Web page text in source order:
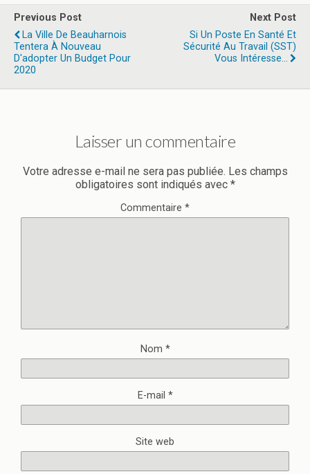
Previous Post
La Ville De Beauharnois
Tentera À Nouveau
D'adopter Un Budget Pour
2020
Next Post
Si Un Poste En Santé Et
Sécurité Au Travail (SST)
Vous Intéresse...
Laisser un commentaire
Votre adresse e-mail ne sera pas publiée. Les champs
obligatoires sont indiqués avec *
Commentaire *
Nom *
E-mail *
Site web